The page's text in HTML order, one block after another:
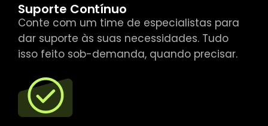
Suporte Contínuo
Conte com um time de especialistas para
dar suporte às suas necessidades. Tudo
isso feito sob-demanda, quando precisar.